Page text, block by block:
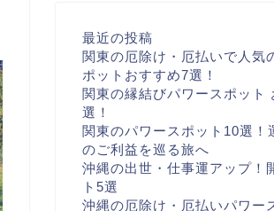
最近の投稿
関東の厄除け・厄払いで人気
ポットおすすめ7選！
関東の縁結びパワースポット
選！
関東のパワースポット10選！
のご利益を巡る旅へ
沖縄の出世・仕事運アップ！
ト5選
沖縄の厄除け・厄払いパワー